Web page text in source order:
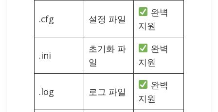
.cfg 설정 파일
완벽
지원
.ini
초기화 파
일
완벽
지원
.log 로그 파일
완벽
지원